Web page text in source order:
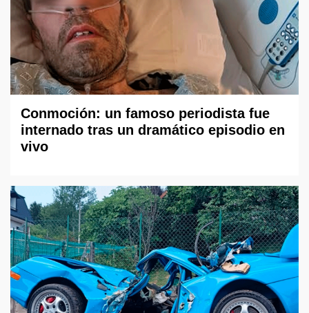
Conmoción: un famoso periodista fue
internado tras un dramático episodio en
vivo